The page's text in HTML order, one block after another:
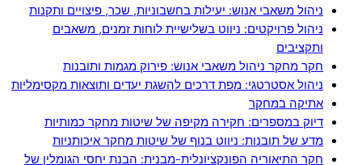
ניהול משאבי אנוש: יעילות בחשבוניות, שכר, פיצויים ותקנות
ניהול פרויקטים: ניווט בשלישיית לוחות זמנים, משאבים
ותקציבים
חקר מחקר ניהול משאבי אנוש: פירוק מגמות ותובנות
ניהול אסטרטגי: מפת דרכים להשגת יעדים ותוצאות מקסימליות
אתיקה במחקר
דיוק במספרים: חקירה מקיפה של שיטות מחקר כמותיות
מדע של תובנות: ניווט בנוף של שיטות מחקר איכותניות
חקר התיאוריה הפונקציונלית-מבנית: הבנת יחסי הגומלין של